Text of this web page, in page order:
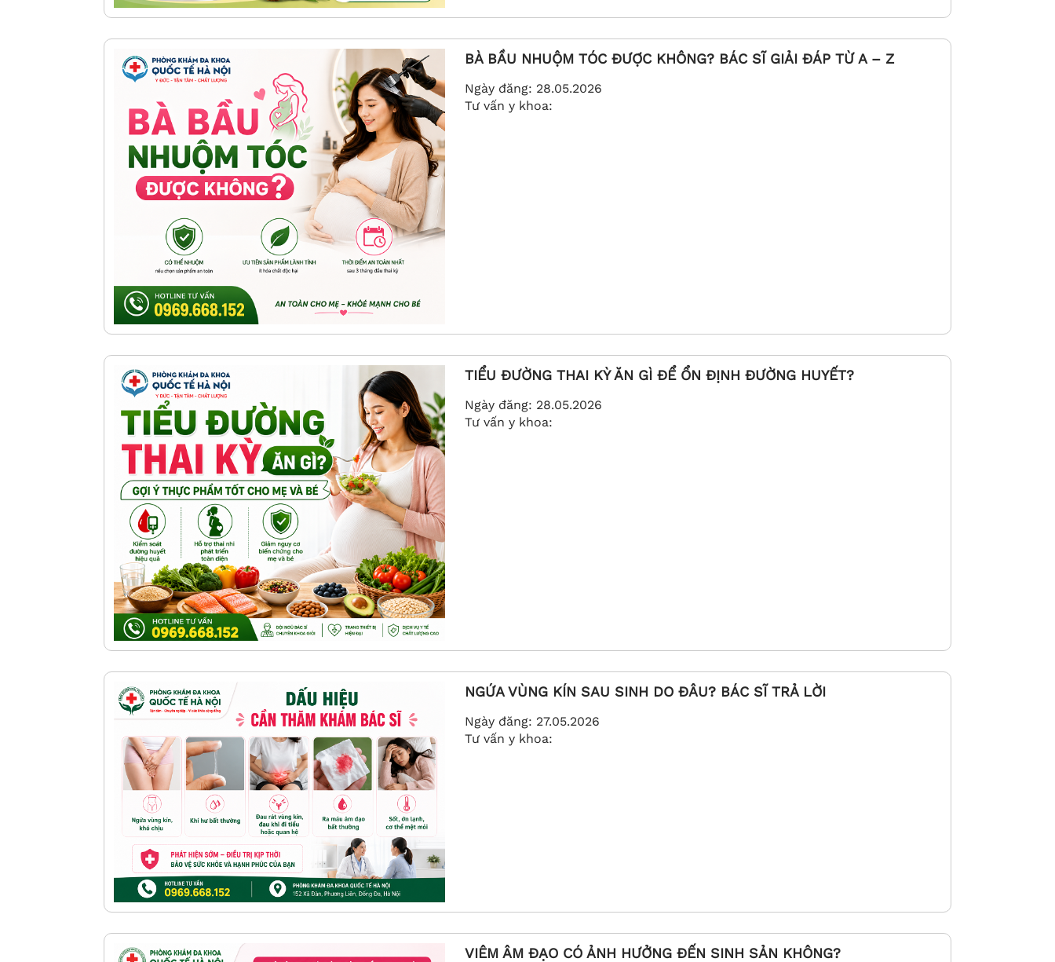
BÀ BẦU NHUỘM TÓC ĐƯỢC KHÔNG? BÁC SĨ GIẢI ĐÁP TỪ A – Z
Ngày đăng: 28.05.2026
Tư vấn y khoa:
TIỂU ĐƯỜNG THAI KỲ ĂN GÌ ĐỂ ỔN ĐỊNH ĐƯỜNG HUYẾT?
Ngày đăng: 28.05.2026
Tư vấn y khoa:
NGỨA VÙNG KÍN SAU SINH DO ĐÂU? BÁC SĨ TRẢ LỜI
Ngày đăng: 27.05.2026
Tư vấn y khoa:
VIÊM ÂM ĐẠO CÓ ẢNH HƯỞNG ĐẾN SINH SẢN KHÔNG?